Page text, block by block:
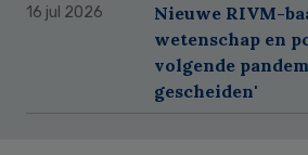
16 jul 2026
Nieuwe RIVM-
wetenschap en
volgende
gescheiden'